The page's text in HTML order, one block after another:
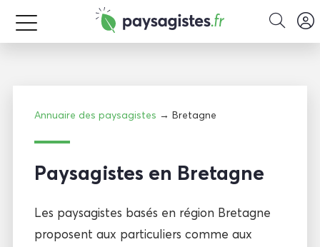
Annuaire des paysagistes → Bretagne
Paysagistes en Bretagne
Les paysagistes basés en région Bretagne
proposent aux particuliers comme aux